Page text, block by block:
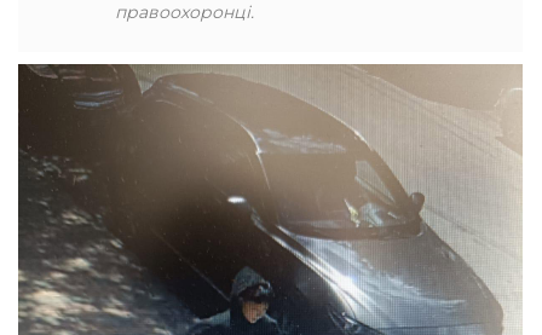
правоохоронці.